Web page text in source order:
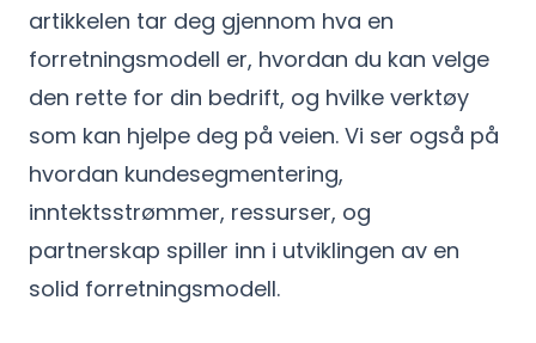
artikkelen tar deg gjennom hva en
forretningsmodell er, hvordan du kan velge
den rette for din bedrift, og hvilke verktøy
som kan hjelpe deg på veien. Vi ser også på
hvordan kundesegmentering,
inntektsstrømmer, ressurser, og
partnerskap spiller inn i utviklingen av en
solid forretningsmodell.